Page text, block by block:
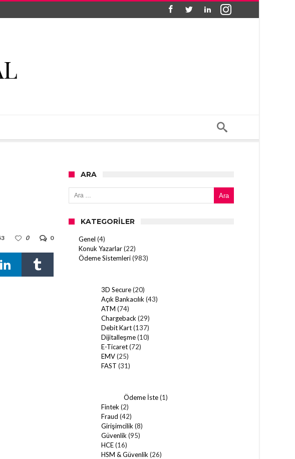
0
0
ARA
Arama:
KATEGORILER
Genel (4)
Konuk Yazarlar(22)
Ödeme Sistemleri(983)
3D Secure(20)
Açık Bankacılık (43)
ATM (74)
Chargeback (29)
Debit Kart(137)
Dijitalleşme(10)
E-Ticaret(72)
EMV(25)
FAST (31)
Ödeme İste(1)
Fintek (2)
Fraud (42)
Girişimcilik (8)
Güvenlik (95)
HCE(16)
HSM & Güvenlik (26)